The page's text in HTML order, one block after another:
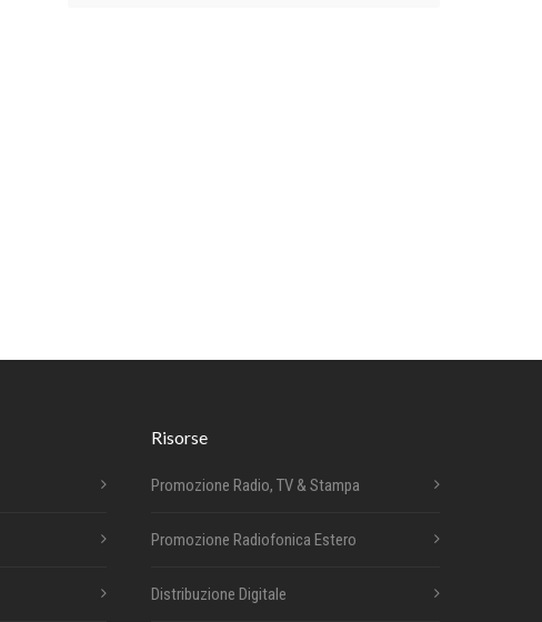
Risorse
Promozione Radio, TV & Stampa
Promozione Radiofonica Estero
Distribuzione Digitale